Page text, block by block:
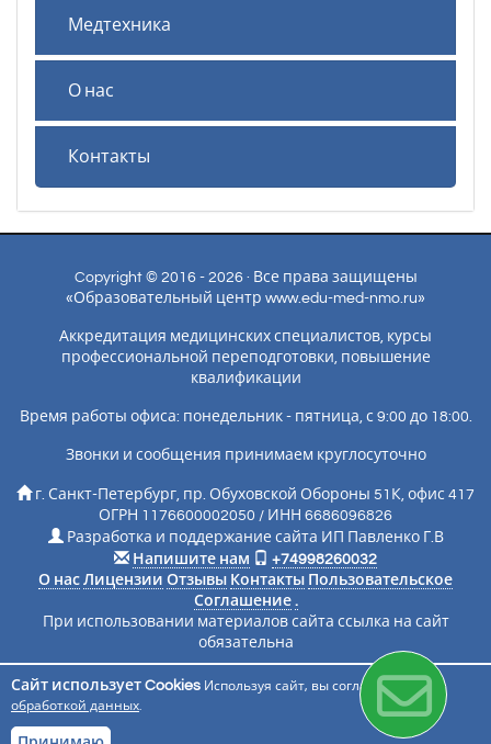
Медтехника
О нас
Контакты
Copyright © 2016 - 2026 · Все права защищены
«Образовательный центр www.edu-med-nmo.ru»
Аккредитация медицинских специалистов, курсы
профессиональной переподготовки, повышение
квалификации
Время работы офиса: понедельник - пятница, с 9:00 до 18:00.
Звонки и сообщения принимаем круглосуточно
г. Санкт-Петербург, пр. Обуховской Обороны 51К, офис 417
ОГРН 1176600002050 / ИНН 6686096826
Разработка и поддержание сайта ИП Павленко Г.В
Напишите нам
+74998260032
О нас Лицензии Отзывы Контакты Пользовательское
Соглашение .
При использовании материалов сайта ссылка на сайт
обязательна
Подписаться на новости
Сайт использует Cookies Используя сайт, вы соглашаетесь с
обработкой данных.